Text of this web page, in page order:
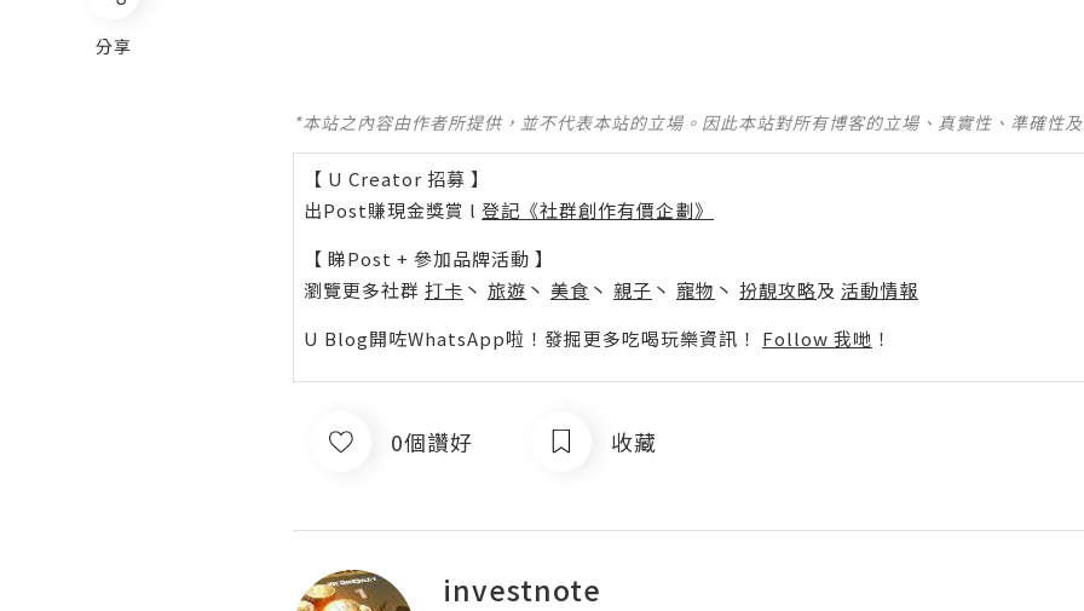
分享
*本站之內容由作者所提供，並不代表本站的立場。因此本站對所有博客的立場、真實性、準確性
【 U Creator 招募 】
出Post賺現金獎賞 l 登記《社群創作有價企劃》
【 睇Post + 參加品牌活動 】
瀏覽更多社群 打卡 丶 旅遊 丶 美食 丶 親子 丶 寵物 丶 扮靚攻略及 活動情報
U Blog開咗WhatsApp啦！發掘更多吃喝玩樂資訊！ Follow 我哋 ！
0個讚好 收藏
investnote